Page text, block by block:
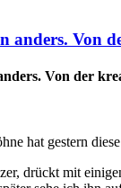
anders. Von
Von der
hat gestern
drückt mit